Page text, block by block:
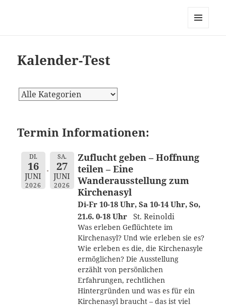
Kalender-Test
Termin Informationen:
DI.
16
JUNI
2026
SA.
27
JUNI
2026
Zuflucht geben – Hoffnung
teilen – Eine
Wanderausstellung zum
Kirchenasyl
Di-Fr 10-18 Uhr, Sa 10-14 Uhr, So,
21.6. 0-18 Uhr
St. Reinoldi
Was erleben Geflüchtete im
Kirchenasyl? Und wie erleben sie es?
Wie erleben es die, die Kirchenasyle
ermöglichen? Die Ausstellung
erzählt von persönlichen
Erfahrungen, rechtlichen
Hintergründen und was es für ein
Kirchenasyl braucht – das ist viel